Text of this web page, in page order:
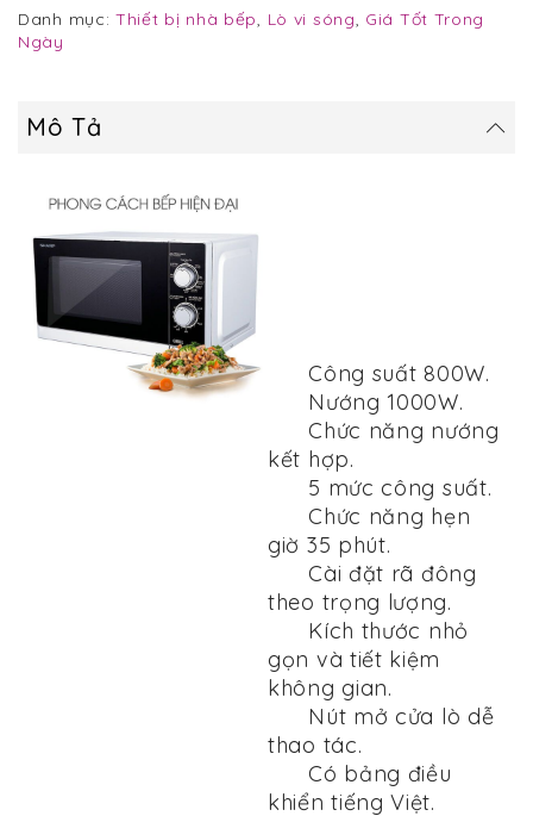
Danh mục: Thiết bị nhà bếp, Lò vi sóng, Giá Tốt Trong
Ngày
Mô Tả
Công suất 800W.
Nướng 1000W.
Chức năng nướng
kết hợp.
5 mức công suất.
Chức năng hẹn
giờ 35 phút.
Cài đặt rã đông
theo trọng lượng.
Kích thước nhỏ
gọn và tiết kiệm
không gian.
Nút mở cửa lò dễ
thao tác.
Có bảng điều
khiển tiếng Việt.